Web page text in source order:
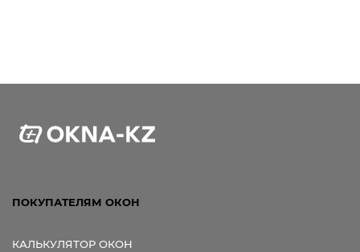
ПОКУПАТЕЛЯМ ОКОН
КАЛЬКУЛЯТОР ОКОН